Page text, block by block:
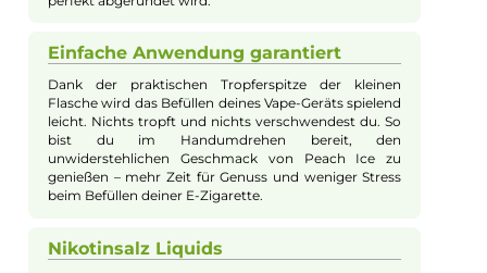
Das Pod Salt Core Peach Ice Liquid kommt in einer
praktischen 10 ml Flasche. So kannst du es leicht
überall hin mitnehmen und bist jederzeit bestens
gerüstet, wenn dir der Sinn nach fruchtig-frischem
Pfirsichgeschmack steht. Ob auf Reisen, im Büro oder
in der Freizeit – dieses Liquid passt problemlos in jede
Tasche.
Geschmack, der begeistert